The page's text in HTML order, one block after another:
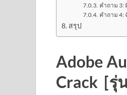
คำถาม 3:
คำถาม 4:
สรุป
Adobe
Crack [รุ่